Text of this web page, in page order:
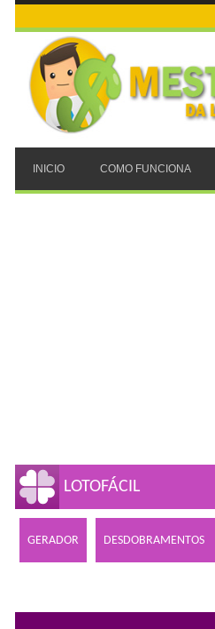
INICIO COMO FUNCIONA
LOTOFÁCIL
GERADOR DESDOBRAMENTOS